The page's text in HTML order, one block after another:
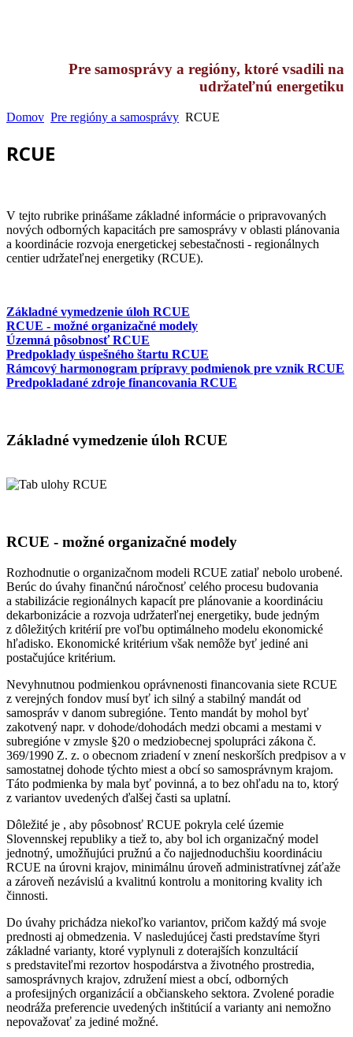
Pre samosprávy a regióny, ktoré vsadili na
udržateľnú energetiku
Domov Pre regióny a samosprávy RCUE
RCUE
V tejto rubrike prinášame základné informácie o pripravovaných
nových odborných kapacitách pre samosprávy v oblasti plánovania
a koordinácie rozvoja energetickej sebestačnosti - regionálnych
centier udržateľnej energetiky (RCUE).
Základné vymedzenie úloh RCUE
RCUE - možné organizačné modely
Územná pôsobnosť RCUE
Predpoklady úspešného štartu RCUE
Rámcový harmonogram prípravy podmienok pre vznik RCUE
Predpokladané zdroje financovania RCUE
Základné vymedzenie úloh RCUE
RCUE - možné organizačné modely
Rozhodnutie o organizačnom modeli RCUE zatiaľ nebolo urobené.
Berúc do úvahy finančnú náročnosť celého procesu budovania
a stabilizácie regionálnych kapacít pre plánovanie a koordináciu
dekarbonizácie a rozvoja udržaterľnej energetiky, bude jedným
z dôležitých kritérií pre voľbu optimálneho modelu ekonomické
hľadisko. Ekonomické kritérium však nemôže byť jediné ani
postačujúce kritérium.
Nevyhnutnou podmienkou oprávnenosti financovania siete RCUE
z verejných fondov musí byť ich silný a stabilný mandát od
samospráv v danom subregióne. Tento mandát by mohol byť
zakotvený napr. v dohode/dohodách medzi obcami a mestami v
subregióne v zmysle §20 o medziobecnej spolupráci zákona č.
369/1990 Z. z. o obecnom zriadení v znení neskorších predpisov a v
samostatnej dohode týchto miest a obcí so samosprávnym krajom.
Táto podmienka by mala byť povinná, a to bez ohľadu na to, ktorý
z variantov uvedených ďalšej časti sa uplatní.
Dôležité je , aby pôsobnosť RCUE pokryla celé územie
Slovennskej republiky a tiež to, aby bol ich organizačný model
jednotný, umožňujúci pružnú a čo najjednoduchšiu koordináciu
RCUE na úrovni krajov, minimálnu úroveň administratívnej záťaže
a zároveň nezávislú a kvalitnú kontrolu a monitoring kvality ich
činnosti.
Do úvahy prichádza niekoľko variantov, pričom každý má svoje
prednosti aj obmedzenia. V nasledujúcej časti predstavíme štyri
základné varianty, ktoré vyplynuli z doterajších konzultácií
s predstaviteľmi rezortov hospodárstva a životného prostredia,
samosprávnych krajov, združení miest a obcí, odborných
a profesijných organizácií a občianskeho sektora. Zvolené poradie
neodráža preferencie uvedených inštitúcií a varianty ani nemožno
nepovažovať za jediné možné.